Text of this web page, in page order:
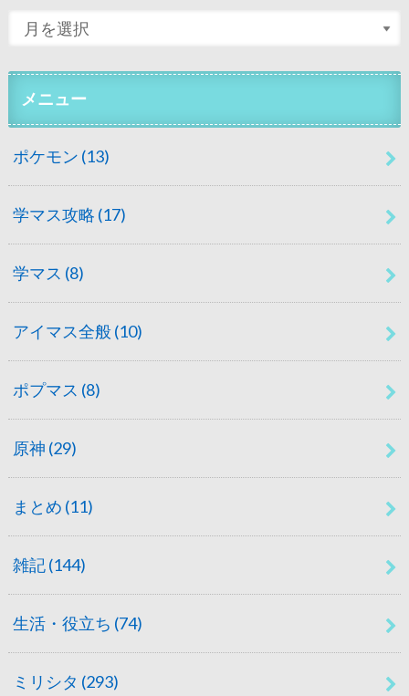
メニュー
ポケモン (13)
学マス攻略 (17)
学マス (8)
アイマス全般 (10)
ポプマス (8)
原神 (29)
まとめ (11)
雑記(144)
生活・役立ち (74)
ミリシタ (293)